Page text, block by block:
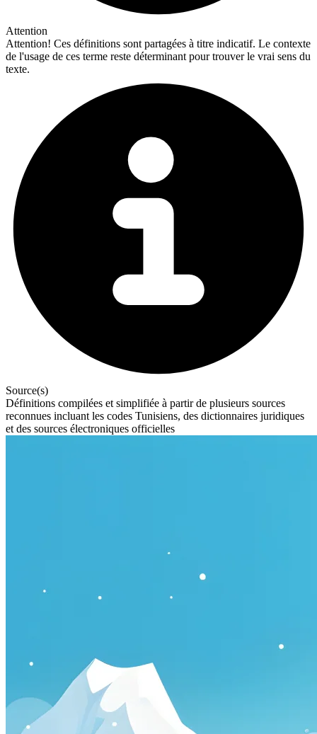
Attention
Attention! Ces définitions sont partagées à titre indicatif. Le contexte
de l'usage de ces terme reste déterminant pour trouver le vrai sens du
texte.
Source(s)
Définitions compilées et simplifiée à partir de plusieurs sources
reconnues incluant les codes Tunisiens, des dictionnaires juridiques
et des sources électroniques officielles